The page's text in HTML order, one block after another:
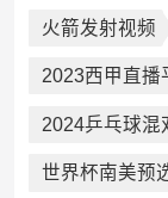
火箭发射视频
2023西甲直播
2024乒乓球混
世界杯南美预